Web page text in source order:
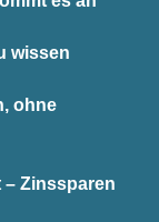
wissen
ohne
– Zinssparen